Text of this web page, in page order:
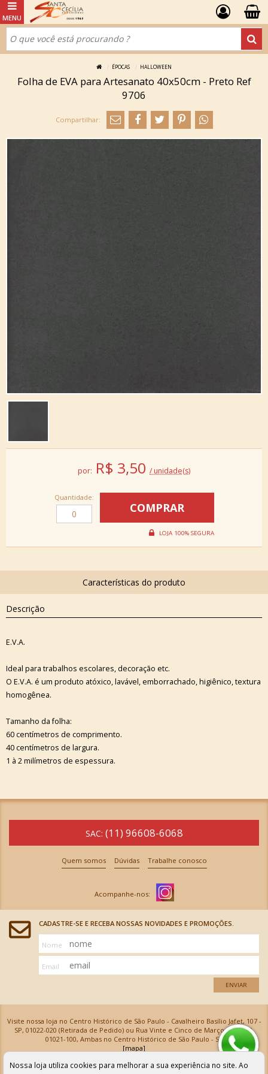
ÉPOCAS HALLOWEEN
Folha de EVA para Artesanato 40x50cm - Preto Ref
9706
por: R$ 3,50 / unidade(s)
Quantidade:
Descrição
E.V.A.
Ideal para trabalhos escolares, decoração etc.
O E.V.A. é um produto atóxico, lavável, emborrachado, higiênico, textura
homogênea.
Tamanho da folha:
60 centímetros de comprimento.
40 centímetros de largura.
1 à 2 milímetros de espessura.
SAC: (11) 96608-6068
Quem somos Dúvidas Trabalhe conosco
CADASTRE-SE E RECEBA NOSSAS NOVIDADES E PROMOÇÕES.
Nome
Email
ENVIAR
Visite nossa loja no Centro Histórico de São Paulo - Cavalheiro Basílio Jafet, 107 -
SP, 01022-020 (Retirada de Pedido) ou Rua Vinte e Cinco de Março, 576 - SP,
01021-100, Ambas no Centro Histórico de São Paulo - SP
[mapa]
Armarinhos Santa Cecília Ltda | CNPJ: 61.069.639/0001-18
Os preços e as condições de pagamento apresentadas na loja virtual não valem para nossa loja física e
Nossa loja utiliza cookies para melhorar a sua experiência no site. Ao